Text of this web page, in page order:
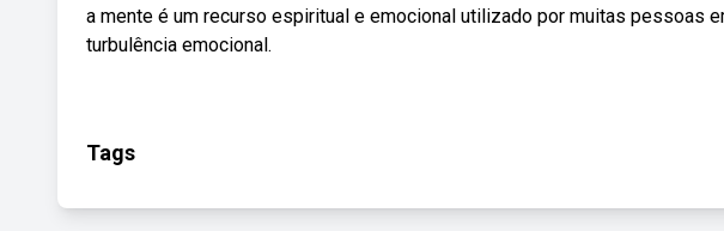
a mente é um recurso espiritual e emocional utilizado por muitas pessoas
turbulência emocional.
Tags